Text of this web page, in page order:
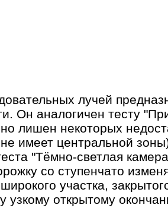
лучей
Он аналогичен тесту
лишен некоторых
имеет центральной
"Тёмно-светлая
со ступенчато
участка,
узкому открытому